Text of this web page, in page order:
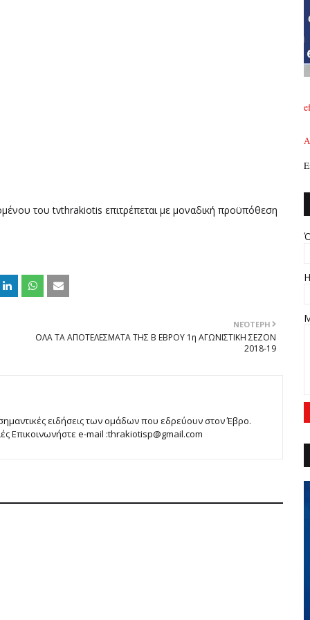
του tvthrakiotis επιτρέπεται με μοναδική προϋπόθεση
ΝΕΌΤΕΡΗ
ΟΛΑ ΤΑ ΑΠΟΤΕΛΕΣΜΑΤΑ ΤΗΣ Β ΕΒΡΟΥ 1η ΑΓΩΝΙΣΤΙΚΗ ΣΕΖΟΝ
2018-19
ειδήσεις των ομάδων που εδρεύουν στον Έβρο.
Επικοινωνήστε e-mail :thrakiotisp@gmail.com